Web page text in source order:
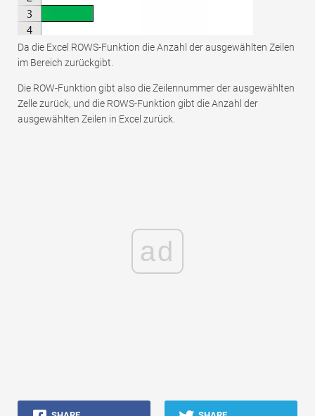
Da die Excel ROWS-Funktion die Anzahl der ausgewählten Zeilen
im Bereich zurückgibt.
Die ROW-Funktion gibt also die Zeilennummer der ausgewählten
Zelle zurück, und die ROWS-Funktion gibt die Anzahl der
ausgewählten Zeilen in Excel zurück.
ad